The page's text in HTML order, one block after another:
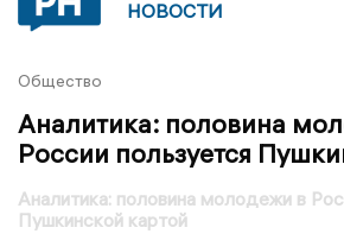
НОВОСТИ
Общество
Аналитика: половина
России пользуется
Аналитика: половина молодежи в
Пушкинской картой